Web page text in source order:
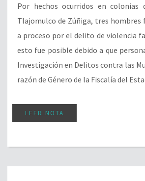
Por hechos ocurridos en colonias
Tlajomulco de Zúñiga, tres hombres
a proceso por el delito de violencia
esto fue posible debido a que
Investigación en Delitos contra las
razón de Género de la Fiscalía del
LEER NOTA